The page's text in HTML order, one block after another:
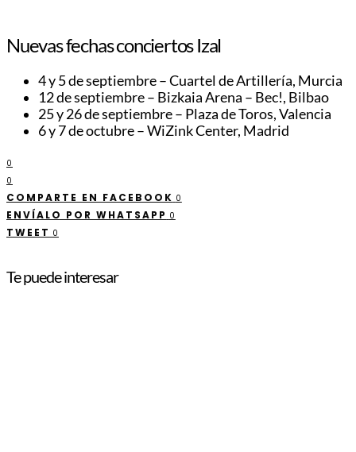
Nuevas fechas conciertos Izal
4 y 5 de septiembre – Cuartel de Artillería, Murcia
12 de septiembre – Bizkaia Arena – Bec!, Bilbao
25 y 26 de septiembre – Plaza de Toros, Valencia
6 y 7 de octubre – WiZink Center, Madrid
0
0
COMPARTE EN FACEBOOK 0
ENVÍALO POR WHATSAPP 0
TWEET 0
Te puede interesar